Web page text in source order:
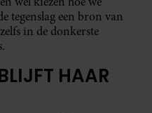
tegenslag een bron van
in de donkerste
HAAR